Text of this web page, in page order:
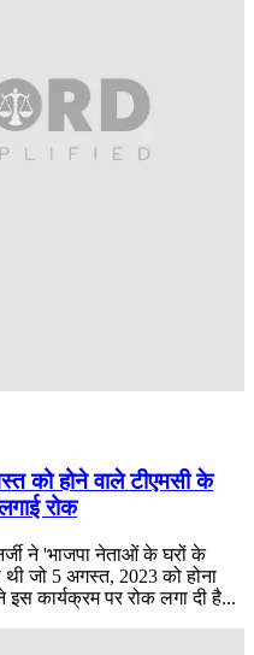
को होने वाले टीएमसी के
रोक
ने 'भाजपा नेताओं के घरों के
जो 5 अगस्त, 2023 को होना
कार्यक्रम पर रोक लगा दी है...